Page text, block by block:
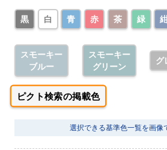
黒 白 青 赤 茶 緑
スモーキー
ブルー
スモーキー
グリーン
グ
ピクト検索の掲載色
選択できる基準色一覧を画像